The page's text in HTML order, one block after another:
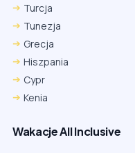
Turcja
Tunezja
Grecja
Hiszpania
Cypr
Kenia
Wakacje All Inclusive